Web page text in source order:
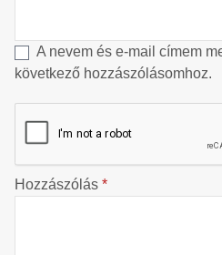
A nevem és e-mail címem
következő hozzászólásomhoz.
Hozzászólás *